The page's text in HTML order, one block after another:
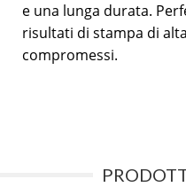
e una lunga durata.
risultati di stampa di
compromessi.